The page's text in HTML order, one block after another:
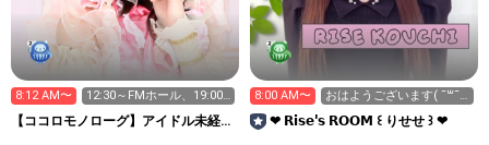
8:12 AM〜
12:30～FMホール、19:00
～五反田g4
【ココロモノローグ】アイドル未経験
8:00 AM〜
おはようございます( ¯꒳​¯
)ᐝ
❤︎ 𝗥𝗶𝘀𝗲'𝘀 𝗥𝗢𝗢𝗠 ꒰ りせせ ꒱ ❤︎